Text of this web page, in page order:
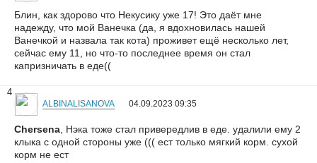
Блин, как здорово что Некусику уже 17! Это даёт мне
надежду, что мой Ванечка (да, я вдохновилась нашей
Ванечкой и назвала так кота) проживет ещё несколько лет,
сейчас ему 11, но что-то последнее время он стал
капризничать в еде((
4
ALBINALISANOVA 04.09.2023 09:35
Chersena , Нэка тоже стал привередлив в еде. удалили ему 2
клыка с одной стороны уже ((( ест только мягкий корм. сухой
корм не ест